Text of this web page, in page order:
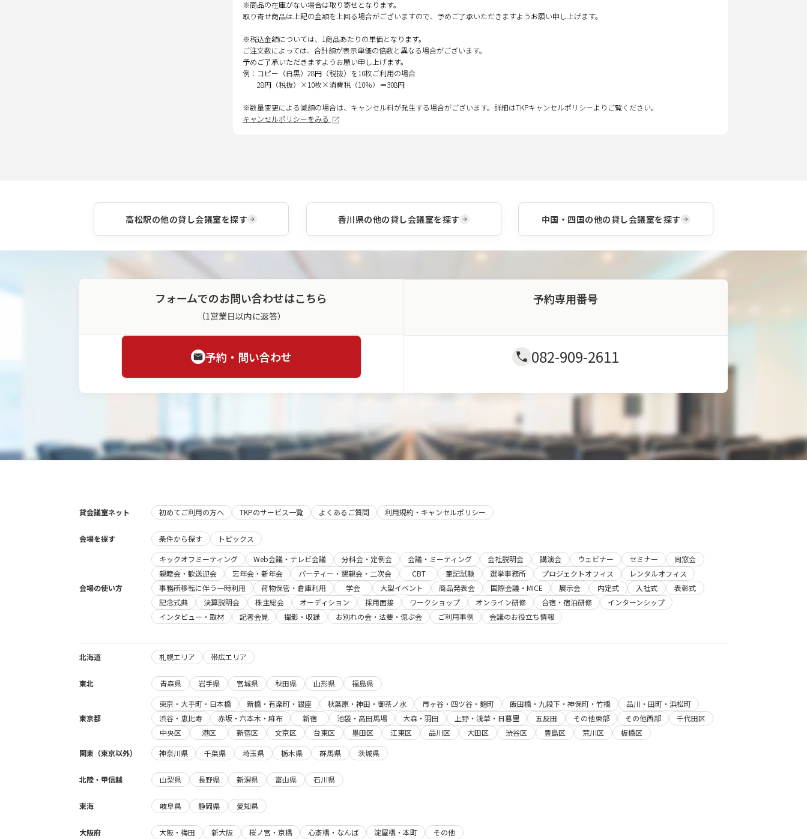
※商品の在庫がない場合は取り寄せとなります。
取り寄せ商品は上記の金額を上回る場合がございますので、予めご了承いただきますようお願い申し上げます。
※税込金額については、1商品あたりの単価となります。
ご注文数によっては、合計額が表示単価の倍数と異なる場合がございます。
予めご了承いただきますようお願い申し上げます。
例：コピー（白黒）28円（税抜）を10枚ご利用の場合
28円（税抜）×10枚×消費税（10％）＝308円
※数量変更による減額の場合は、キャンセル料が発生する場合がございます。詳細はTKPキャンセルポリシーよりご覧ください。
キャンセルポリシーをみる
高松駅の他の貸し会議室を探す 香川県の他の貸し会議室を探す 中国・四国の他の貸し会議室を探す
フォームでのお問い合わせはこちら
（1営業日以内に返答）
予約・問い合わせ
予約専用番号
082-909-2611
貸会議室ネット 初めてご利用の方へ TKPのサービス一覧 よくあるご質問 利用規約・キャンセルポリシー
会場を探す 条件から探す トピックス
会場の使い方
キックオフミーティング Web会議・テレビ会議 分科会・定例会 会議・ミーティング 会社説明会 講演会 ウェビナー セミナー
同窓会
親睦会・歓送迎会
忘年会・新年会 パーティー・懇親会・二次会 CBT 筆記試験 選挙事務所 プロジェクトオフィス
レンタルオフィス
事務所移転に伴う一時利用
荷物保管・倉庫利用 学会 大型イベント 商品発表会 国際会議・MICE 展示会 内定式 入社式
表彰式
記念式典
決算説明会 株主総会 オーディション 採用面接 ワークショップ オンライン研修 合宿・宿泊研修
インターンシップ
インタビュー・取材
記者会見 撮影・収録 お別れの会・法要・偲ぶ会 ご利用事例 会議のお役立ち情報
北海道 札幌エリア 帯広エリア
東北 青森県 岩手県 宮城県 秋田県 山形県 福島県
東京都
東京・大手町・日本橋 新橋・有楽町・銀座 秋葉原・神田・御茶ノ水 市ヶ谷・四ツ谷・麹町 飯田橋・九段下・神保町・竹橋
品川・田町・浜松町
渋谷・恵比寿
赤坂・六本木・麻布 新宿 池袋・高田馬場 大森・羽田 上野・浅草・日暮里 五反田 その他東部 その他西部
千代田区
中央区
港区 新宿区 文京区 台東区 墨田区 江東区 品川区 大田区 渋谷区 豊島区 荒川区
板橋区
関東（東京以外）
神奈川県 千葉県 埼玉県 栃木県 群馬県 茨城県
北陸・甲信越 山梨県 長野県 新潟県 富山県 石川県
東海 岐阜県 静岡県 愛知県
大阪府 大阪・梅田 新大阪 桜ノ宮・京橋 心斎橋・なんば 淀屋橋・本町 その他